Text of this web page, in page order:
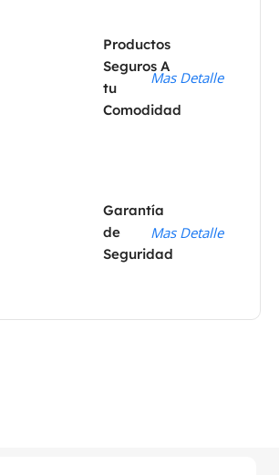
Productos
Seguros A
tu
Comodidad
Mas Detalle
Garantía
de
Seguridad
Mas Detalle